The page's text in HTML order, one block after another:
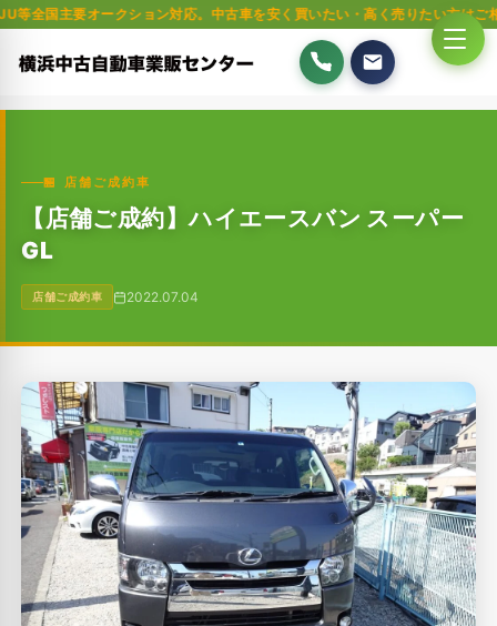
クション対応。中古車を安く買いたい・高く売りたい方はご相談ください
🏪 店舗ご成約車
【店舗ご成約】ハイエースバン スーパー
GL
店舗ご成約車 2022.07.04